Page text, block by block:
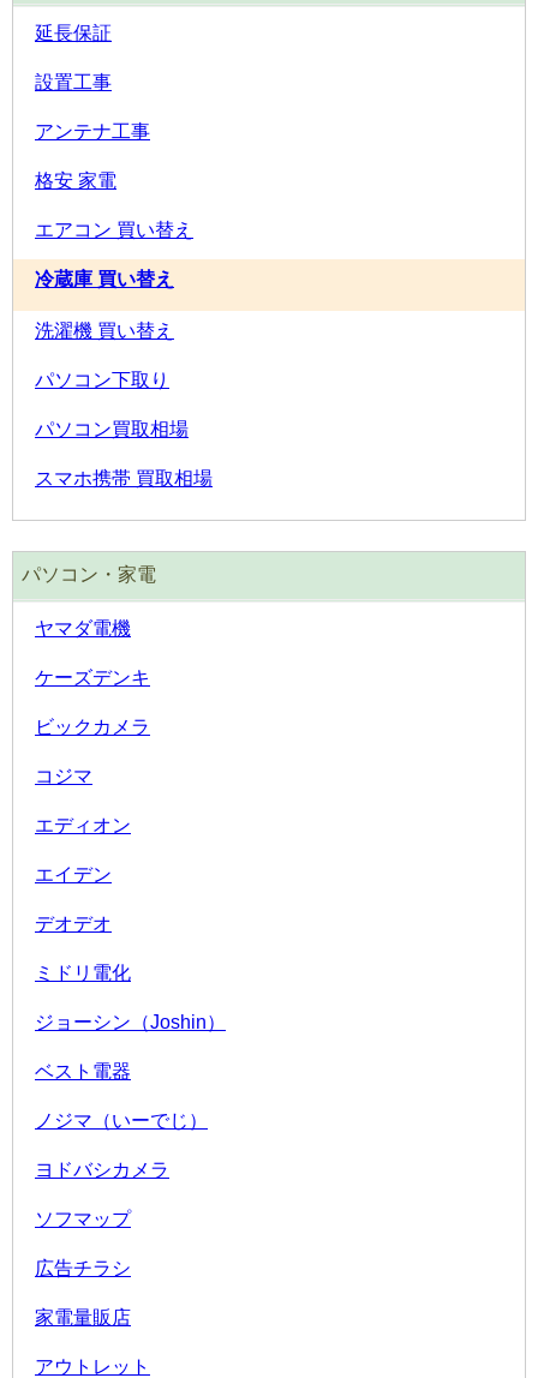
延長保証
設置工事
アンテナ工事
格安 家電
エアコン 買い替え
冷蔵庫 買い替え
洗濯機 買い替え
パソコン下取り
パソコン買取相場
スマホ携帯 買取相場
パソコン・家電
ヤマダ電機
ケーズデンキ
ビックカメラ
コジマ
エディオン
エイデン
デオデオ
ミドリ電化
ジョーシン（Joshin）
ベスト電器
ノジマ（いーでじ）
ヨドバシカメラ
ソフマップ
広告チラシ
家電量販店
アウトレット